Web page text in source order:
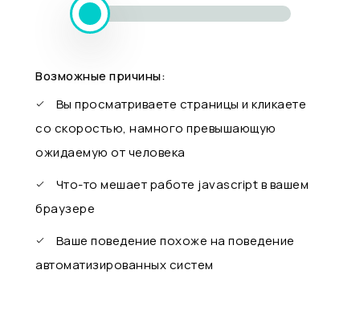
Возможные причины:
Вы просматриваете страницы и кликаете
со скоростью, намного превышающую
ожидаемую от человека
Что-то мешает работе javascript в вашем
браузере
Ваше поведение похоже на поведение
автоматизированных систем